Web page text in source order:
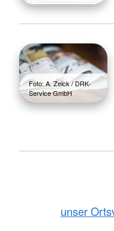
Foto: A. Zelck / DRK-
Service GmbH
unser